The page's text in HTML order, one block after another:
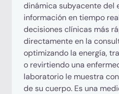
dinámica subyacente del
información en tiempo
decisiones clínicas más
directamente en la
optimizando la energía,
o revirtiendo una
laboratorio le muestra
de su cuerpo. Es una